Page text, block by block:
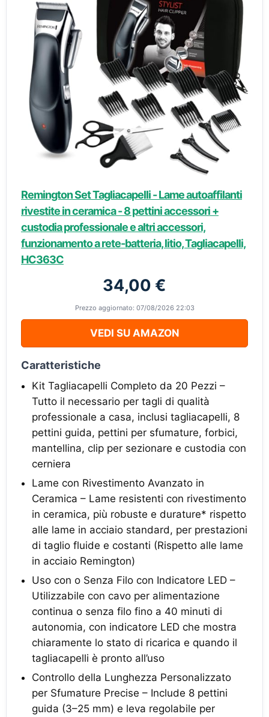
Remington Set Tagliacapelli - Lame autoaffilanti
rivestite in ceramica - 8 pettini accessori +
custodia professionale e altri accessori,
funzionamento a rete-batteria, litio, Tagliacapelli,
HC363C
34,00 €
Prezzo aggiornato: 07/08/2026 22:03
VEDI SU AMAZON
Caratteristiche
Kit Tagliacapelli Completo da 20 Pezzi –
Tutto il necessario per tagli di qualità
professionale a casa, inclusi tagliacapelli, 8
pettini guida, pettini per sfumature, forbici,
mantellina, clip per sezionare e custodia con
cerniera
Lame con Rivestimento Avanzato in
Ceramica – Lame resistenti con rivestimento
in ceramica, più robuste e durature* rispetto
alle lame in acciaio standard, per prestazioni
di taglio fluide e costanti (Rispetto alle lame
in acciaio Remington)
Uso con o Senza Filo con Indicatore LED –
Utilizzabile con cavo per alimentazione
continua o senza filo fino a 40 minuti di
autonomia, con indicatore LED che mostra
chiaramente lo stato di ricarica e quando il
tagliacapelli è pronto all’uso
Controllo della Lunghezza Personalizzato
per Sfumature Precise – Include 8 pettini
guida (3–25 mm) e leva regolabile per